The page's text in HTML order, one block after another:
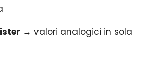
→ valori analogici in sola